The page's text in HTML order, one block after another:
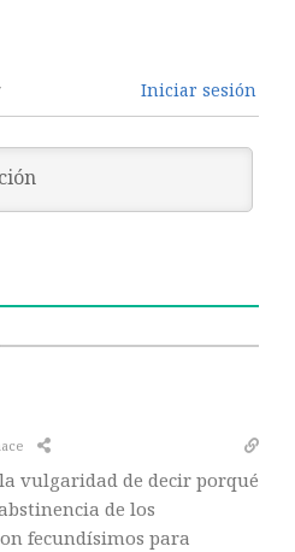
Iniciar sesión
vulgaridad de decir porqué
de los
fecundísimos para